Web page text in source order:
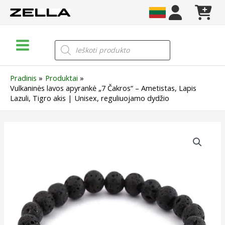
prie
Menu
Products
search
Pradinis
Produktai
Vulkaninės lavos apyrankė „7 Čakros“ – Ametistas, Lapis
Lazuli, Tigro akis | Unisex, reguliuojamo dydžio
Čakros“